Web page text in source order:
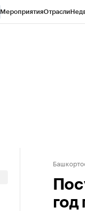
МероприятияОтрасли
год